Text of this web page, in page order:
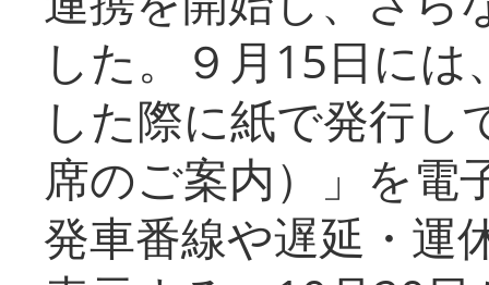
した。９月15日に
した際に紙で発行し
席のご案内）」を電
発車番線や遅延・運